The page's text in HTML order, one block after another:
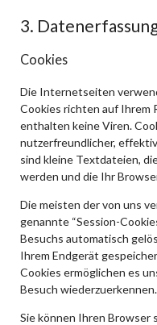
3.
Cookies
Die Internetseiten
Cookies richten auf Ihrem
enthalten keine Viren.
nutzerfreundlicher,
sind kleine Textdateien,
werden und die Ihr
Die meisten der von uns
genannte “Session-
Besuchs automatisch
Ihrem Endgerät
Cookies ermöglichen es
Besuch wiederzuerkennen.
Sie können Ihren Browser